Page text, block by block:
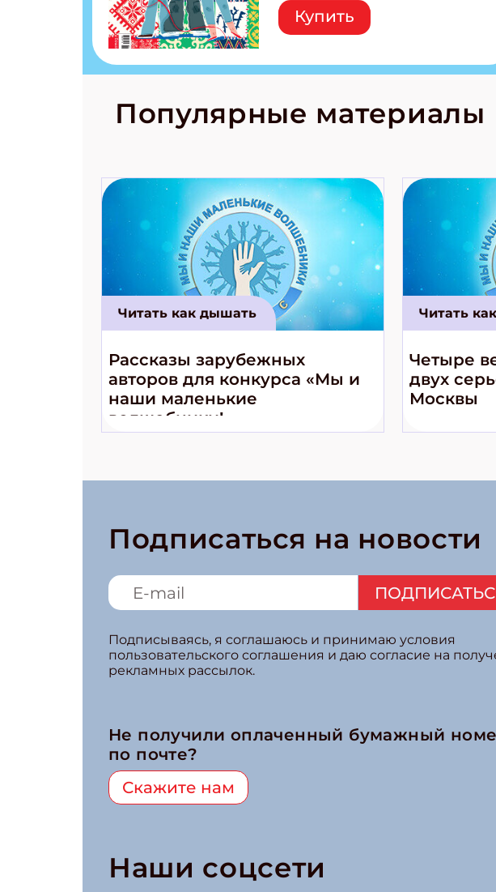
Легенды татар, башкир и
бурятов Настольная игра
странные слова Традиционные
космические приключения!
Купить
Популярные материалы
Читать как дышать
Рассказы зарубежных
авторов для конкурса «Мы и
наши маленькие
волшебники!»
Читать
Четыре
двух
Москвы
Подписаться на новости
Подписываясь, я соглашаюсь и принимаю условия
пользовательского соглашения и даю согласие на
рекламных рассылок.
Не получили оплаченный бумажный
по почте?
Скажите нам
Наши соцсети